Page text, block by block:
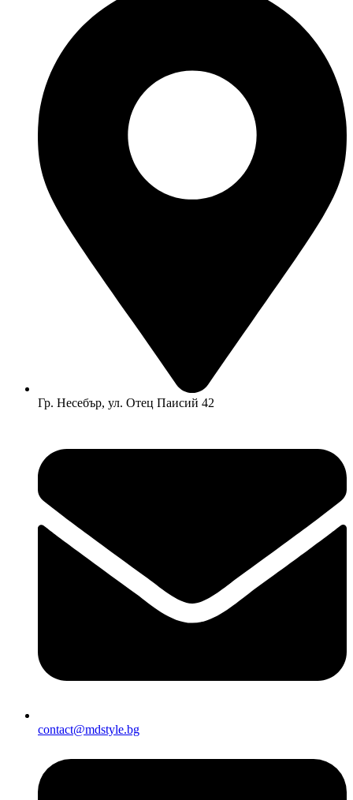
Гр. Несебър, ул. Отец Паисий 42
contact@mdstyle.bg